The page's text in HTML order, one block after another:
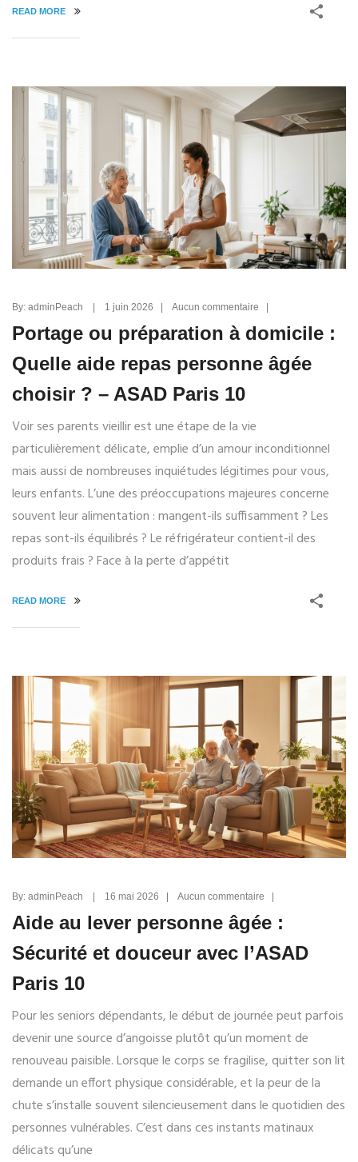
READ MORE
By: adminPeach | 1 juin 2026 | Aucun commentaire |
Portage ou préparation à domicile :
Quelle aide repas personne âgée
choisir ? – ASAD Paris 10
Voir ses parents vieillir est une étape de la vie
particulièrement délicate, emplie d’un amour inconditionnel
mais aussi de nombreuses inquiétudes légitimes pour vous,
leurs enfants. L’une des préoccupations majeures concerne
souvent leur alimentation : mangent-ils suffisamment ? Les
repas sont-ils équilibrés ? Le réfrigérateur contient-il des
produits frais ? Face à la perte d’appétit
READ MORE
By: adminPeach | 16 mai 2026 | Aucun commentaire |
Aide au lever personne âgée :
Sécurité et douceur avec l’ASAD
Paris 10
Pour les seniors dépendants, le début de journée peut parfois
devenir une source d’angoisse plutôt qu’un moment de
renouveau paisible. Lorsque le corps se fragilise, quitter son lit
demande un effort physique considérable, et la peur de la
chute s’installe souvent silencieusement dans le quotidien des
personnes vulnérables. C’est dans ces instants matinaux
délicats qu’une